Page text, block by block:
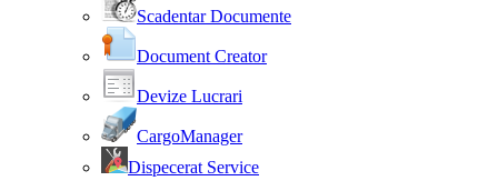
Scadentar Documente
Document Creator
Devize Lucrari
CargoManager
Dispecerat Service